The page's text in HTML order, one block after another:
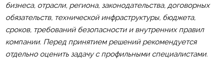
бизнеса, отрасли, региона, законодательства, договорных
обязательств, технической инфраструктуры, бюджета,
сроков, требований безопасности и внутренних правил
компании. Перед принятием решений рекомендуется
отдельно оценить задачу с профильными специалистами.